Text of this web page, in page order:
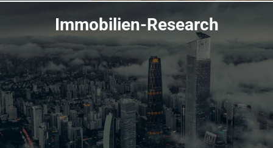
Immobilien-Research